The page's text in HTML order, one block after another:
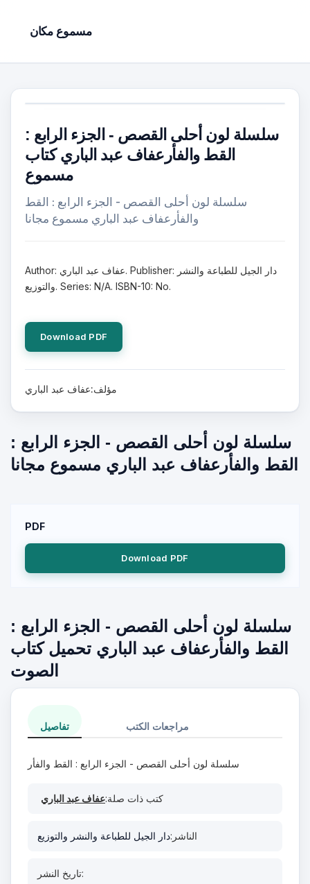
مسموع مكان
سلسلة لون أحلى القصص - الجزء الرابع :
القط والفأرعفاف عبد الباري كتاب
مسموع
سلسلة لون أحلى القصص - الجزء الرابع : القط
والفأرعفاف عبد الباري مسموع مجانا
Author: عفاف عبد الباري. Publisher: دار الجيل للطباعة والنشر
والتوزيع. Series: N/A. ISBN-10: No.
Download PDF
مؤلف:عفاف عبد الباري
سلسلة لون أحلى القصص - الجزء الرابع :
القط والفأرعفاف عبد الباري مسموع مجانا
PDF
Download PDF
سلسلة لون أحلى القصص - الجزء الرابع :
القط والفأرعفاف عبد الباري تحميل كتاب
الصوت
تفاصيل مراجعات الكتب
سلسلة لون أحلى القصص - الجزء الرابع : القط والفأر
كتب ذات صلة:عفاف عبد الباري
الناشر:دار الجيل للطباعة والنشر والتوزيع
تاريخ النشر: